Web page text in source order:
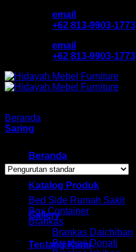
email
+62 813-9903-1773
email
+62 813-9903-1773
Beranda
Katalog Produk
Gallery
Tentang Kami
Beranda
Saring
Browse
Bed Side Rumah Sakit
Box Container
Brankas
Brankas Daichiban
Brankas Donati